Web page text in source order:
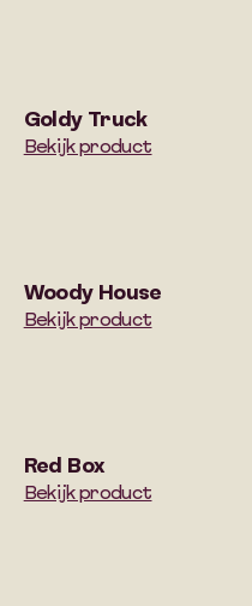
Goldy Truck
Bekijk product
Woody House
Bekijk product
Red Box
Bekijk product